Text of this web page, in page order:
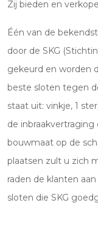
Zij bieden en
Één van de
door de SKG
gekeurd en worden
beste sloten tegen
staat uit: vinkje, 1
de
bouwmaat op de
plaatsen zult u zich
raden de klanten
sloten die SKG